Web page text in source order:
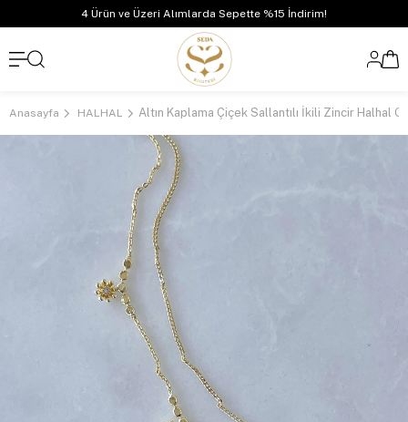
4 Ürün ve Üzeri Alımlarda Sepette %15 İndirim!
Anasayfa HALHAL Altın Kaplama Çiçek Sallantılı İkili Zincir Halhal